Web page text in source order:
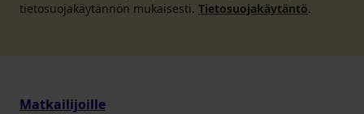
tietosuojakäytännön mukaisesti. Tietosuojakäytäntö.
Matkailijoille